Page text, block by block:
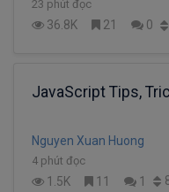
23 phút đọc
36.8K 21 0
JavaScript Tips,
Nguyen Xuan Huong
4 phút đọc
1.5K 11 1